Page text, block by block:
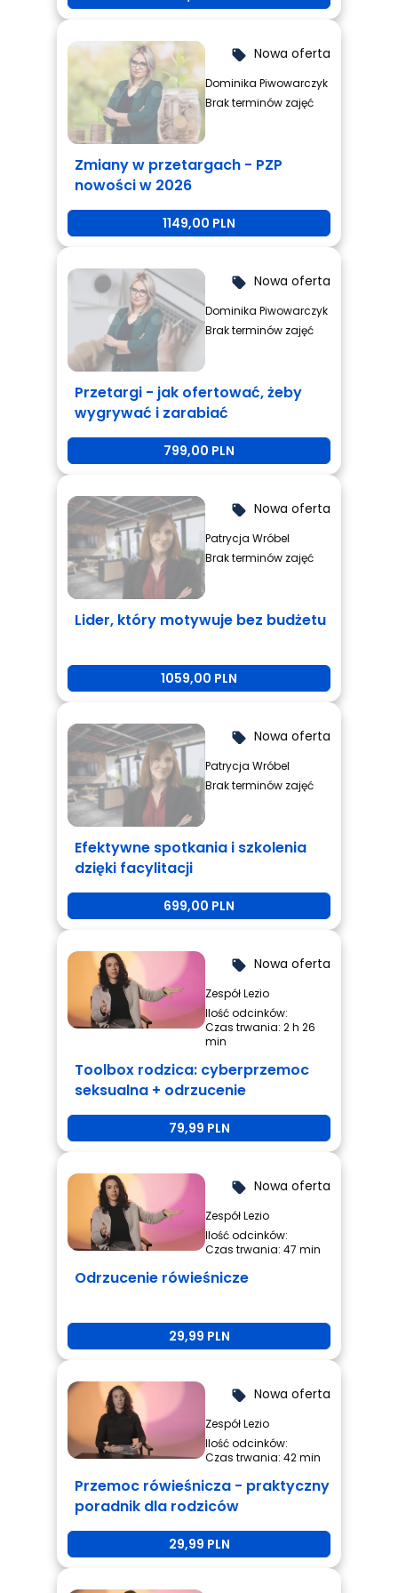
local_offer Nowa oferta
Dominika Piwowarczyk
Brak terminów zajęć
Zmiany w przetargach - PZP
nowości w 2026
1149,00 PLN
local_offer Nowa oferta
Dominika Piwowarczyk
Brak terminów zajęć
Przetargi - jak ofertować, żeby
wygrywać i zarabiać
799,00 PLN
local_offer Nowa oferta
Patrycja Wróbel
Brak terminów zajęć
Lider, który motywuje bez budżetu
1059,00 PLN
local_offer Nowa oferta
Patrycja Wróbel
Brak terminów zajęć
Efektywne spotkania i szkolenia
dzięki facylitacji
699,00 PLN
local_offer Nowa oferta
Zespół Lezio
Ilość odcinków:
Czas trwania: 2 h 26
min
Toolbox rodzica: cyberprzemoc
seksualna + odrzucenie
rówieśnicze + przemoc
79,99 PLN
local_offer Nowa oferta
Zespół Lezio
Ilość odcinków:
Czas trwania: 47 min
Odrzucenie rówieśnicze
29,99 PLN
local_offer Nowa oferta
Zespół Lezio
Ilość odcinków:
Czas trwania: 42 min
Przemoc rówieśnicza - praktyczny
poradnik dla rodziców
29,99 PLN